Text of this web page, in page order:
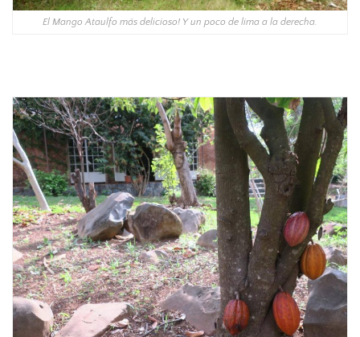
El Mango Ataulfo más delicioso! Y un poco de lima a la derecha.